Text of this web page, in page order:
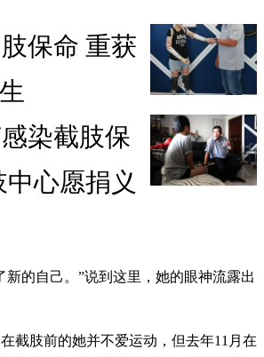
保命 重获
染截肢保
心愿捐义
新的自己。”说到这里，她的眼神流露出
截肢前的她并不爱运动，但去年11月在